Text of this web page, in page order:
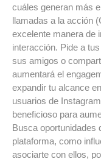
cuáles generan más
llamadas a la acción
excelente manera de
interacción. Pide a
sus amigos o
aumentará el
expandir tu alcance
usuarios de
beneficioso para
Busca oportunidades
plataforma, como
asociarte con ellos,